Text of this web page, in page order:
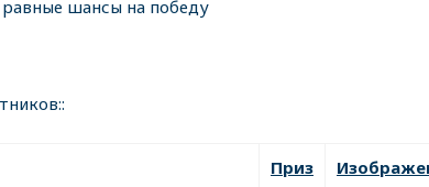
шансы на победу
Приз